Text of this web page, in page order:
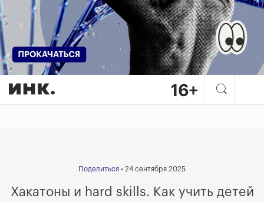
Поделиться • 24 сентября 2025
Хакатоны и hard skills. Как учить детей